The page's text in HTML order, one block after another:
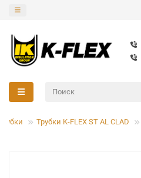
Трубки K-FLEX ST AL CLAD